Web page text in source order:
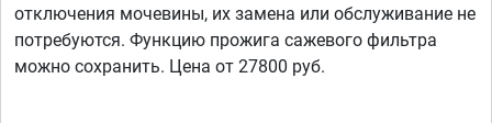
отключения мочевины, их замена или обслуживание не
потребуются. Функцию прожига сажевого фильтра
можно сохранить. Цена от 27800 руб.